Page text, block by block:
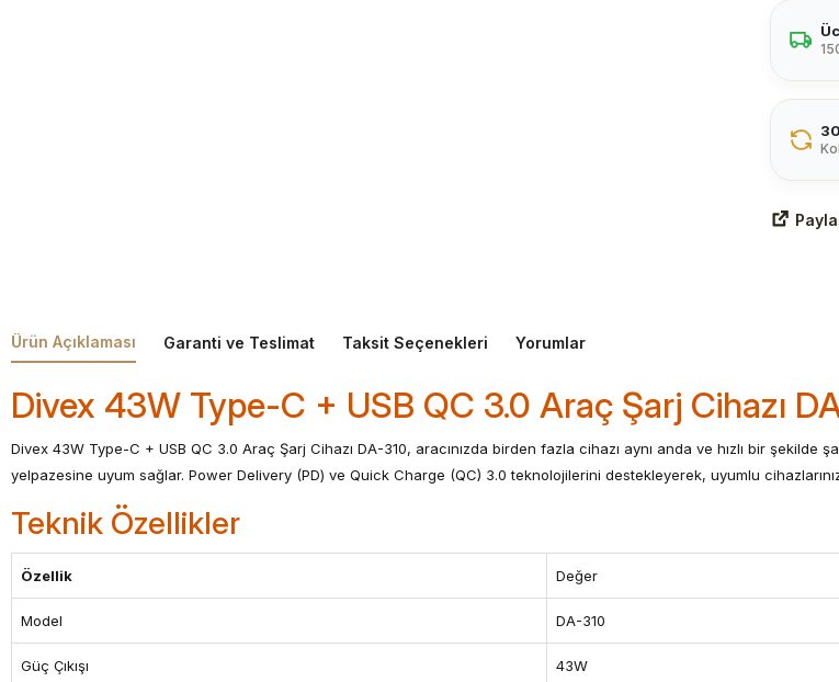
Ürün Açıklaması Garanti ve Teslimat Taksit Seçenekleri Yorumlar
Divex 43W Type-C + USB QC 3.0 Araç Şarj Cihazı
Divex 43W Type-C + USB QC 3.0 Araç Şarj Cihazı DA-310, aracınızda birden fazla cihazı aynı anda ve hızlı bir
yelpazesine uyum sağlar. Power Delivery (PD) ve Quick Charge (QC) 3.0 teknolojilerini destekleyerek, uyumlu
Teknik Özellikler
Özellik Değer
Model DA-310
Güç Çıkışı 43W